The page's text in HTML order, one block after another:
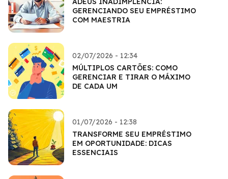
GERENCIANDO SEU EMPRÉSTIMO
COM MAESTRIA
02/07/2026 - 12:34
MÚLTIPLOS CARTÕES: COMO
GERENCIAR E TIRAR O MÁXIMO
DE CADA UM
01/07/2026 - 12:38
TRANSFORME SEU EMPRÉSTIMO
EM OPORTUNIDADE: DICAS
ESSENCIAIS